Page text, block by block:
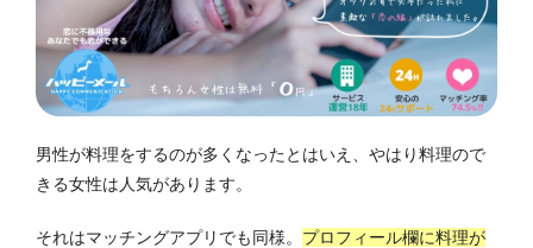
男性が料理をするのが多くなったとはいえ、やはり料理ので
きる女性は人気があります。
それはマッチングアプリでも同様。 プロフィール欄に料理が